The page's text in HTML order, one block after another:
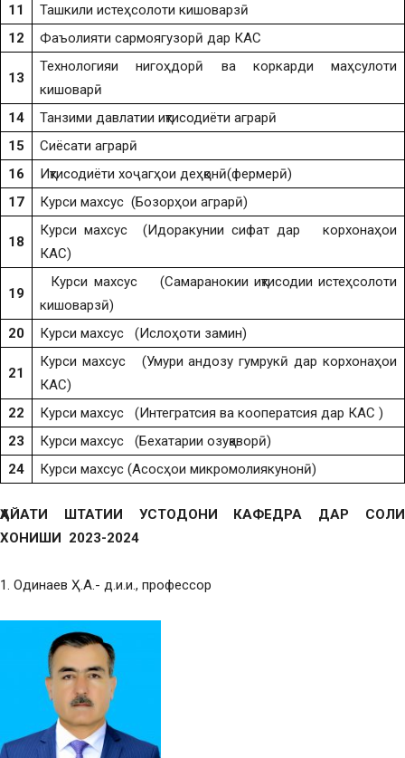
11
Ташкили истеҳсолоти кишоварзӣ
12
Фаъолияти сармоягузорӣ дар КАС
13
Технологияи нигоҳдорӣ ва коркарди маҳсулоти
кишоварӣ
14
Танзими давлатии иқтисодиёти аграрӣ
15
Сиёсати аграрӣ
16
Иқтисодиёти хоҷагҳои деҳқонӣ(фермерӣ)
17
Курси махсус (Бозорҳои аграрӣ)
18
Курси махсус (Идоракунии сифат дар корхонаҳои
КАС)
19
Курси махсус (Самаранокии иқтисодии истеҳсолоти
кишоварзӣ)
20
Курси махсус (Ислоҳоти замин)
21
Курси махсус (Умури андозу гумрукӣ дар корхонаҳои
КАС)
22
Курси махсус (Интегратсия ва кооператсия дар КАС )
23
Курси махсус (Бехатарии озуқаворӣ)
24
Курси махсус (Асосҳои микромолиякунонӣ)
ҲАЙАТИ ШТАТИИ УСТОДОНИ КАФЕДРА ДАР СОЛИ
ХОНИШИ 2023-2024
1. Одинаев Ҳ.А.- д.и.и., профессор